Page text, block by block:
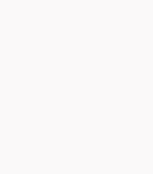
Primo
pour réussir